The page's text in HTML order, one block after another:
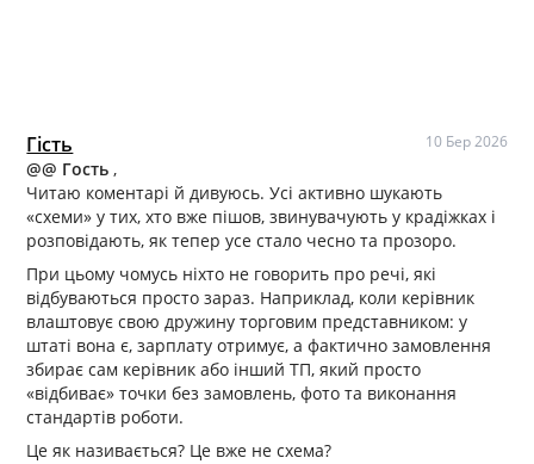
Гість 10 Бер 2026
@@ Гость,
Читаю коментарі й дивуюсь. Усі активно шукають
«схеми» у тих, хто вже пішов, звинувачують у крадіжках і
розповідають, як тепер усе стало чесно та прозоро.
При цьому чомусь ніхто не говорить про речі, які
відбуваються просто зараз. Наприклад, коли керівник
влаштовує свою дружину торговим представником: у
штаті вона є, зарплату отримує, а фактично замовлення
збирає сам керівник або інший ТП, який просто
«відбиває» точки без замовлень, фото та виконання
стандартів роботи.
Це як називається? Це вже не схема?